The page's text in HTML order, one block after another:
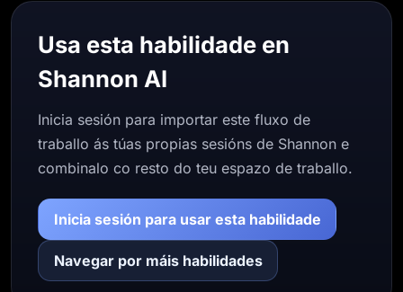
Usa esta habilidade en
Shannon AI
Inicia sesión para importar este fluxo de
traballo ás túas propias sesións de Shannon e
combinalo co resto do teu espazo de traballo.
Inicia sesión para usar esta habilidade
Navegar por máis habilidades